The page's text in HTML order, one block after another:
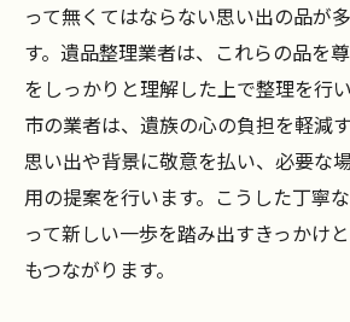
って無くてはならない思い出の品が
す。遺品整理業者は、これらの品を
をしっかりと理解した上で整理を行
市の業者は、遺族の心の負担を軽減
思い出や背景に敬意を払い、必要な
用の提案を行います。こうした丁寧
って新しい一歩を踏み出すきっかけ
もつながります。